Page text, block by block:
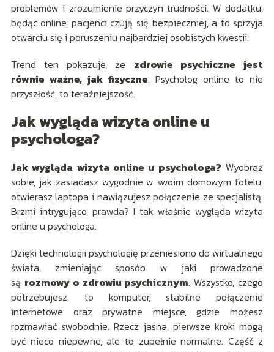
problemów i zrozumienie przyczyn trudności. W dodatku,
będąc online, pacjenci czują się bezpieczniej, a to sprzyja
otwarciu się i poruszeniu najbardziej osobistych kwestii.
Trend ten pokazuje, że zdrowie psychiczne jest
równie ważne, jak fizyczne. Psycholog online to nie
przyszłość, to teraźniejszość.
Jak wygląda wizyta online u
psychologa?
Jak wygląda wizyta online u psychologa? Wyobraź
sobie, jak zasiadasz wygodnie w swoim domowym fotelu,
otwierasz laptopa i nawiązujesz połączenie ze specjalistą.
Brzmi intrygująco, prawda? I tak właśnie wygląda wizyta
online u psychologa.
Dzięki technologii psychologię przeniesiono do wirtualnego
świata, zmieniając sposób, w jaki prowadzone
są rozmowy o zdrowiu psychicznym. Wszystko, czego
potrzebujesz, to komputer, stabilne połączenie
internetowe oraz prywatne miejsce, gdzie możesz
rozmawiać swobodnie. Rzecz jasna, pierwsze kroki mogą
być nieco niepewne, ale to zupełnie normalne. Część z